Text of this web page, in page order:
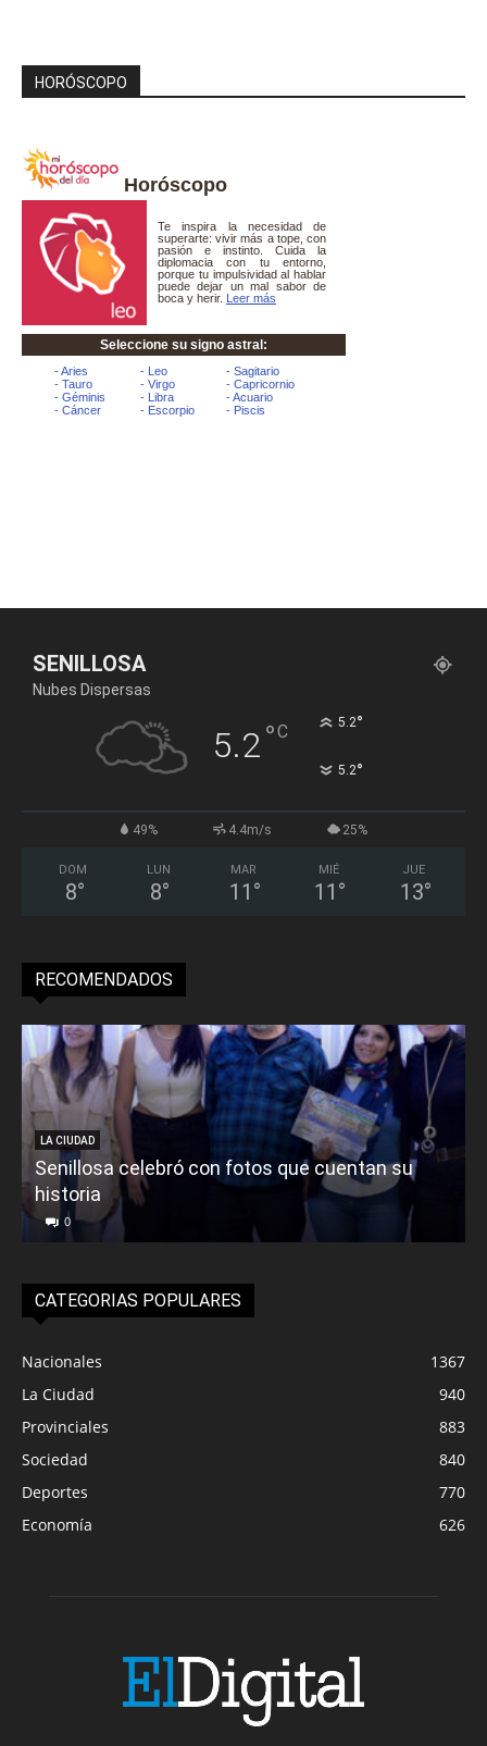
HORÓSCOPO
Horóscopo
SENILLOSA
Nubes Dispersas
5.2°C 5.2°
5.2°
49% 4.4m/s 25%
DOM
8°
LUN
8°
MAR
11 °
MIÉ
11 °
JUE
13°
RECOMENDADOS
LA CIUDAD
Senillosa celebró con fotos que cuentan su
historia
0
CATEGORIAS POPULARES
Nacionales
1367
La Ciudad
940
Provinciales
883
Sociedad
840
Deportes
770
Economía
626